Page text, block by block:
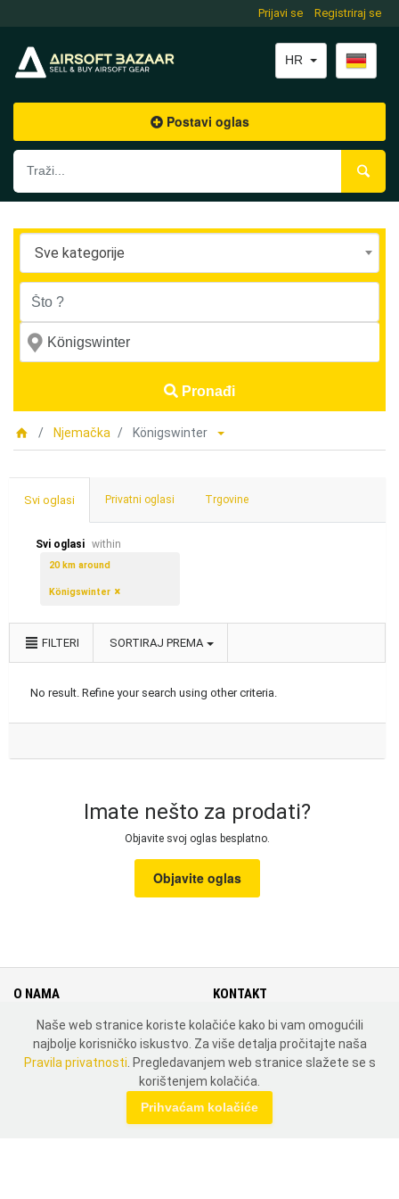
Prijavi se Registriraj se
HR
Postavi oglas
Sve kategorije
Pronađi
Njemačka Königswinter
Svi oglasi Privatni oglasi Trgovine
Svi oglasi within
20 km around
Königswinter
FILTERI SORTIRAJ PREMA
No result. Refine your search using other criteria.
Imate nešto za prodati?
Objavite svoj oglas besplatno.
Objavite oglas
O NAMA
Cjenik
Uvjeti i pravila korištenja
Pravila privatnosti
KONTAKT
Kontakt
Mapa weba
Zemlje
Naše web stranice koriste kolačiće kako bi vam omogućili
najbolje korisničko iskustvo. Za više detalja pročitajte naša
Pravila privatnosti . Pregledavanjem web stranice slažete se s
korištenjem kolačića.
Prihvaćam kolačiće